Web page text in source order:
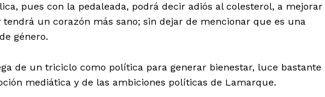
pues con la pedaleada, podrá decir adiós al colesterol, a mejorar
un corazón más sano; sin dejar de mencionar que es una
género.
de un triciclo como política para generar bienestar, luce bastante
mediática y de las ambiciones políticas de Lamarque.